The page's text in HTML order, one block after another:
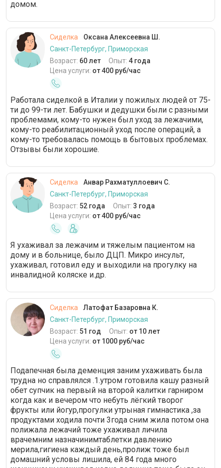
домом.
Сиделка
Оксана Алексеевна Ш.
Санкт-Петербург, Приморская
Возраст: 60 лет Опыт: 4 года
Цена услуги: от 400 руб/час
Работала сиделкой в Италии у пожилых людей от 75-
ти до 99-ти лет. Бабушки и дедушки были с разными
проблемами, кому-то нужен был уход за лежачими,
кому-то реабилитационный уход после операций, а
кому-то требовалась помощь в бытовых проблемах.
Отзывы были хорошие.
Сиделка
Анвар Рахматуллоевич С.
Санкт-Петербург, Приморская
Возраст: 52 года Опыт: 3 года
Цена услуги: от 400 руб/час
Я ухаживал за лежачим и тяжелым пациентом на
дому и в больнице, было ДЦП. Микро инсульт,
ухаживал, готовил еду и выходили на прогулку на
инвалидной коляске и.др.
Сиделка
Латофат Базаровна К.
Санкт-Петербург, Приморская
Возраст: 51 год Опыт: от 10 лет
Цена услуги: от 1000 руб/час
Подапечная была деменция заним ухаживать была
трудна но справлялся .1.утром готовила кашу разный
обет супчик на первый на второй калитки гарниром
когда как и вечером что небуть лёгкий творог
фрукты или йогур,прогулки утрыная гимнастика ,за
продуктами ходила почти 3года сним жила потом она
полижала лежачий тоже ухаживал личила
врачемним назначинимтаблетки давлению
мерила,гигиена каждый день,пролиж тоже был
домашний условы лишила, ей 84 года много